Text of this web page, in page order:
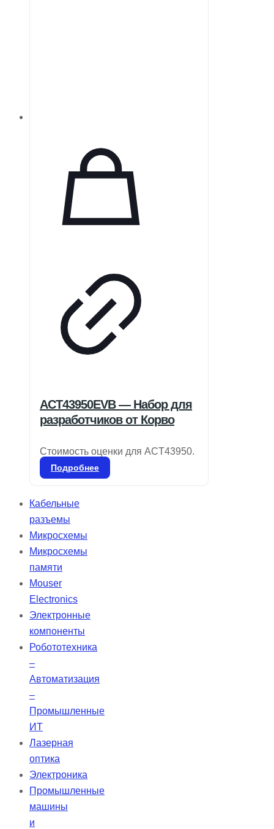
ACT43950EVB — Набор для
разработчиков от Корво
Стоимость оценки для ACT43950.
Подробнее
Кабельные
разъемы
Микросхемы
Микросхемы
памяти
Mouser
Electronics
Электронные
компоненты
Робототехника
–
Автоматизация
–
Промышленные
ИТ
Лазерная
оптика
Электроника
Промышленные
машины
и